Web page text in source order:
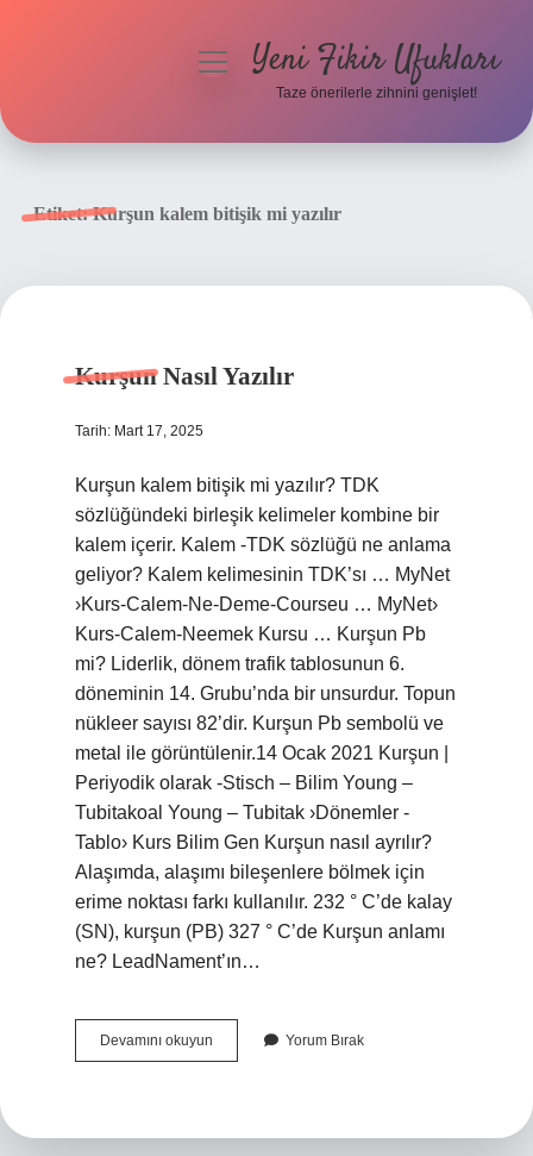
menüyüYeni Fikir Ufukları
Taze önerilerle zihnini genişlet!
Etiket:Kurşun kalem bitişik mi yazılır
Kurşun Nasıl Yazılır
Tarih: Mart 17, 2025
Kurşun kalem bitişik mi yazılır? TDK
sözlüğündeki birleşik kelimeler kombine bir
kalem içerir. Kalem -TDK sözlüğü ne anlama
geliyor? Kalem kelimesinin TDK’sı … MyNet
›Kurs-Calem-Ne-Deme-Courseu … MyNet›
Kurs-Calem-Neemek Kursu … Kurşun Pb
mi? Liderlik, dönem trafik tablosunun 6.
döneminin 14. Grubu’nda bir unsurdur. Topun
nükleer sayısı 82’dir. Kurşun Pb sembolü ve
metal ile görüntülenir.14 Ocak 2021 Kurşun |
Periyodik olarak -Stisch – Bilim Young –
Tubitakoal Young – Tubitak ›Dönemler -
Tablo› Kurs Bilim Gen Kurşun nasıl ayrılır?
Alaşımda, alaşımı bileşenlere bölmek için
erime noktası farkı kullanılır. 232 ° C’de kalay
(SN), kurşun (PB) 327 ° C’de Kurşun anlamı
ne? LeadNament’ın…
Devamını okuyun
Nasıl
Yorum Bırak